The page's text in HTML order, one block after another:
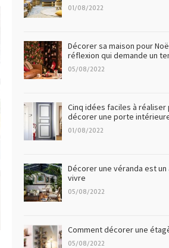
01/08/2022
Décorer sa maison pour
réflexion qui demande un
05/08/2022
Cinq idées faciles à réaliser
décorer une porte
01/08/2022
Décorer une véranda est un
vivre
05/08/2022
Comment décorer une
05/08/2022